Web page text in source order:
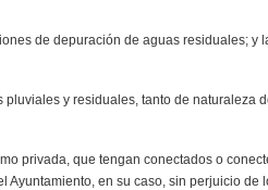
de depuración de aguas residuales; y
y residuales, tanto de naturaleza
privada, que tengan conectados o
en su caso, sin perjuicio de